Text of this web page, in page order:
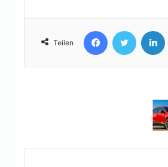
Teilen
FacebookTwitter